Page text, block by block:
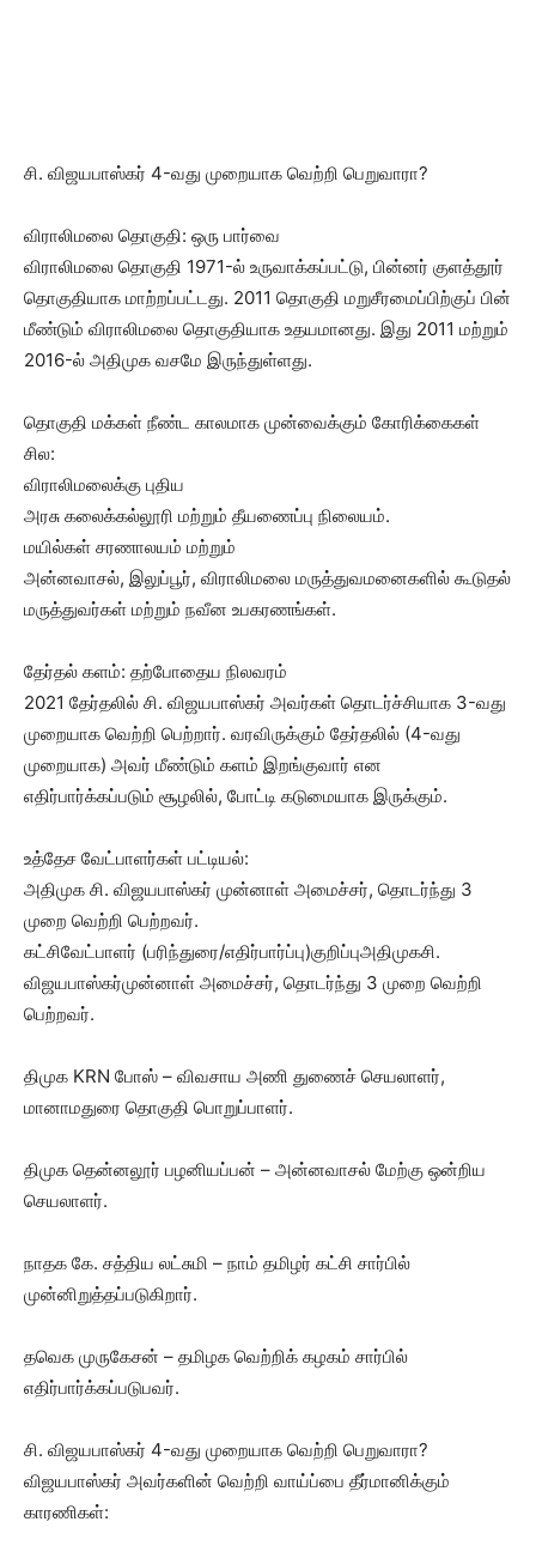
சி. விஜயபாஸ்கர் 4-வது முறையாக வெற்றி பெறுவாரா?
விராலிமலை தொகுதி: ஒரு பார்வை
விராலிமலை தொகுதி 1971-ல் உருவாக்கப்பட்டு, பின்னர் குளத்தூர்
தொகுதியாக மாற்றப்பட்டது. 2011 தொகுதி மறுசீரமைப்பிற்குப் பின்
மீண்டும் விராலிமலை தொகுதியாக உதயமானது. இது 2011 மற்றும்
2016-ல் அதிமுக வசமே இருந்துள்ளது.
தொகுதி மக்கள் நீண்ட காலமாக முன்வைக்கும் கோரிக்கைகள்
சில:
விராலிமலைக்கு புதிய
அரசு கலைக்கல்லூரி மற்றும் தீயணைப்பு நிலையம்.
மயில்கள் சரணாலயம் மற்றும்
அன்னவாசல், இலுப்பூர், விராலிமலை மருத்துவமனைகளில் கூடுதல்
மருத்துவர்கள் மற்றும் நவீன உபகரணங்கள்.
தேர்தல் களம்: தற்போதைய நிலவரம்
2021 தேர்தலில் சி. விஜயபாஸ்கர் அவர்கள் தொடர்ச்சியாக 3-வது
முறையாக வெற்றி பெற்றார். வரவிருக்கும் தேர்தலில் (4-வது
முறையாக) அவர் மீண்டும் களம் இறங்குவார் என
எதிர்பார்க்கப்படும் சூழலில், போட்டி கடுமையாக இருக்கும்.
உத்தேச வேட்பாளர்கள் பட்டியல்:
அதிமுக சி. விஜயபாஸ்கர் முன்னாள் அமைச்சர், தொடர்ந்து 3
முறை வெற்றி பெற்றவர்.
கட்சிவேட்பாளர் (பரிந்துரை/எதிர்பார்ப்பு)குறிப்புஅதிமுகசி.
விஜயபாஸ்கர்முன்னாள் அமைச்சர், தொடர்ந்து 3 முறை வெற்றி
பெற்றவர்.
திமுக KRN போஸ் – விவசாய அணி துணைச் செயலாளர்,
மானாமதுரை தொகுதி பொறுப்பாளர்.
திமுக தென்னலூர் பழனியப்பன் – அன்னவாசல் மேற்கு ஒன்றிய
செயலாளர்.
நாதக கே. சத்திய லட்சுமி – நாம் தமிழர் கட்சி சார்பில்
முன்னிறுத்தப்படுகிறார்.
தவெக முருகேசன் – தமிழக வெற்றிக் கழகம் சார்பில்
எதிர்பார்க்கப்படுபவர்.
சி. விஜயபாஸ்கர் 4-வது முறையாக வெற்றி பெறுவாரா?
விஜயபாஸ்கர் அவர்களின் வெற்றி வாய்ப்பை தீர்மானிக்கும்
காரணிகள்: